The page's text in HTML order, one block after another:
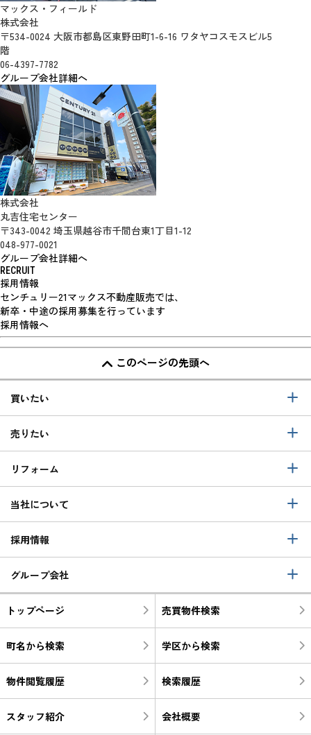
マックス・フィールド
株式会社
〒534-0024 大阪市都島区東野田町1-6-16 ワタヤコスモスビル5
階
06-4397-7782
グループ会社詳細へ
株式会社
丸吉住宅センター
〒343-0042 埼玉県越谷市千間台東1丁目1-12
048-977-0021
グループ会社詳細へ
RECRUIT
採用情報
センチュリー21マックス不動産販売では、
新卒・中途の採用募集を行っています
採用情報へ
このページの先頭へ
買いたい
売りたい
リフォーム
当社について
採用情報
グループ会社
トップページ 売買物件検索
町名から検索 学区から検索
物件閲覧履歴 検索履歴
スタッフ紹介 会社概要